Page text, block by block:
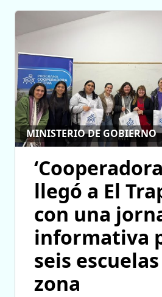
MINISTERIO DE GOBIERNO
llegó a El
con una
informativa
seis
zona